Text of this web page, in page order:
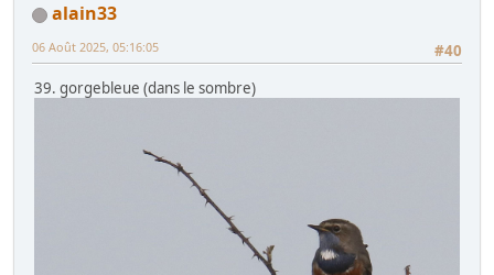
alain33
#40
06 Août 2025, 05:16:05
39. gorgebleue (dans le sombre)